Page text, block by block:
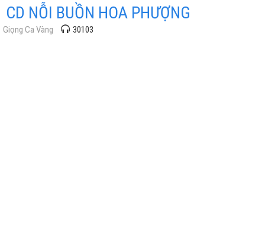
CD NỖI BUỒN HOA PHƯỢNG
Giọng Ca Vàng 30103